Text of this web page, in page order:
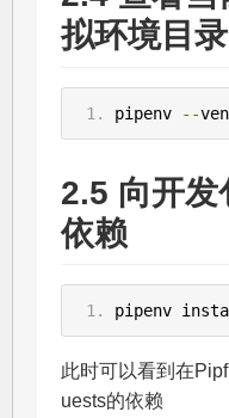
拟环境目录
pipenv --
2.5 向开发
依赖
pipenv
此时可以看到在
uests的依赖